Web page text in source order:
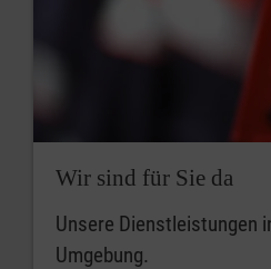
Wir sind für Sie da
Unsere Dienstleistungen
Umgebung.